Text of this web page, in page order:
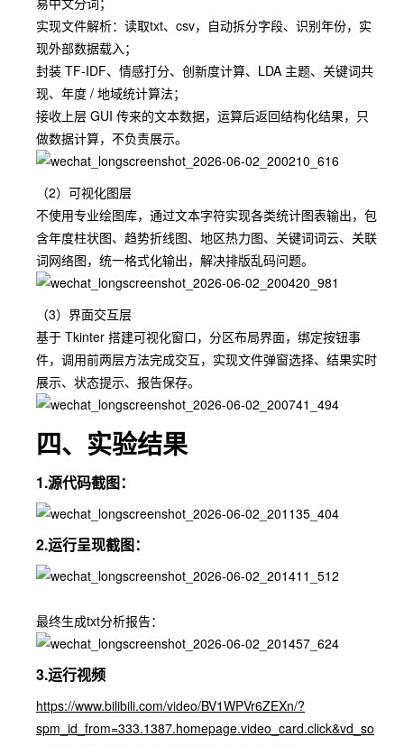
实现文件解析：读取txt、csv，自动拆分字段、识别年份，实
现外部数据载入；
封装 TF-IDF、情感打分、创新度计算、LDA 主题、关键词共
现、年度 / 地域统计算法；
接收上层 GUI 传来的文本数据，运算后返回结构化结果，只
做数据计算，不负责展示。
（2）可视化图层
不使用专业绘图库，通过文本字符实现各类统计图表输出，包
含年度柱状图、趋势折线图、地区热力图、关键词词云、关联
词网络图，统一格式化输出，解决排版乱码问题。
（3）界面交互层
基于 Tkinter 搭建可视化窗口，分区布局界面，绑定按钮事
件，调用前两层方法完成交互，实现文件弹窗选择、结果实时
展示、状态提示、报告保存。
四、实验结果
1.源代码截图：
2.运行呈现截图：
最终生成txt分析报告：
3.运行视频
https://www.bilibili.com/video/BV1WPVr6ZEXn/?
spm_id_from=333.1387.homepage.video_card.click&vd_so